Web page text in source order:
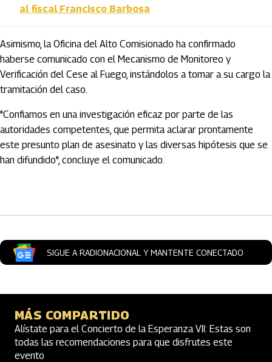
al fiscal Francisco Barbosa
Asimismo, la Oficina del Alto Comisionado ha confirmado
haberse comunicado con el Mecanismo de Monitoreo y
Verificación del Cese al Fuego, instándolos a tomar a su cargo la
tramitación del caso.
"Confiamos en una investigación eficaz por parte de las
autoridades competentes, que permita aclarar prontamente
este presunto plan de asesinato y las diversas hipótesis que se
han difundido", concluye el comunicado.
SIGUE A RADIONACIONAL Y MANTENTE CONECTADO
MÁS COMPARTIDO
Alístate para el Concierto de la Esperanza VII: Estas son
todas las recomendaciones para que disfrutes este
evento